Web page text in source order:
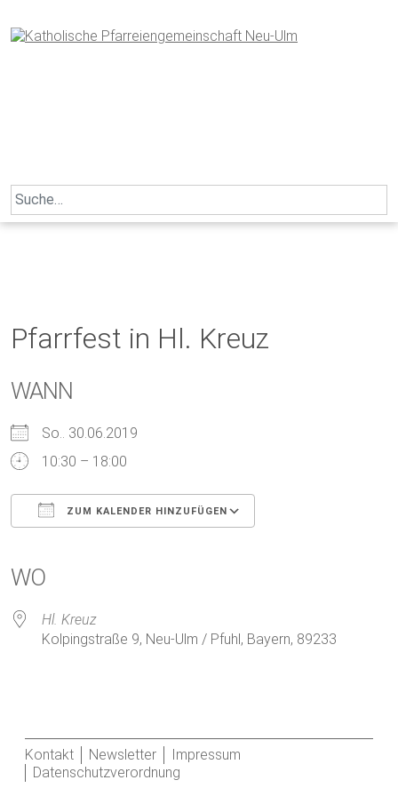
to
content
Search
for:
Pfarrfest in Hl. Kreuz
WANN
So.. 30.06.2019
10:30 – 18:00
ZUM KALENDER HINZUFÜGEN
WO
Hl. Kreuz
Kolpingstraße 9, Neu-Ulm / Pfuhl, Bayern, 89233
Kontakt Newsletter
Impressum
Datenschutzverordnung